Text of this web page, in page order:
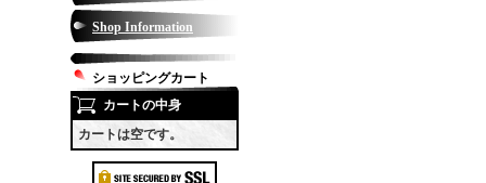
Shop Information
ショッピングカート
カートの中身
カートは空です。